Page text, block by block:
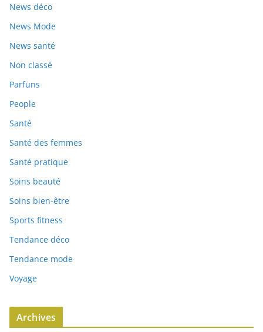
News déco
News Mode
News santé
Non classé
Parfuns
People
Santé
Santé des femmes
Santé pratique
Soins beauté
Soins bien-être
Sports fitness
Tendance déco
Tendance mode
Voyage
Archives